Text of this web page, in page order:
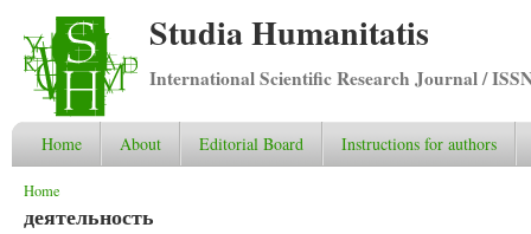
Studia Humanitatis
International Scientific Research Journal /
Home About Editorial Board Instructions for authors
You are here
Home
деятельность